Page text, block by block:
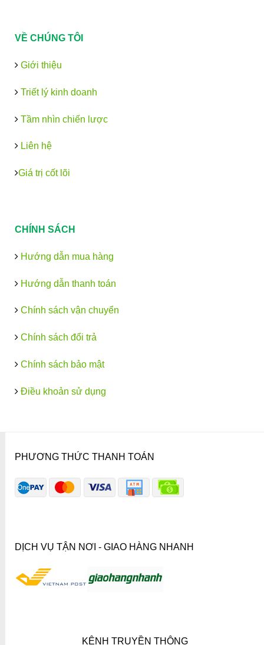
VỀ CHÚNG TÔI
Giới thiệu
Triết lý kinh doanh
Tầm nhìn chiến lược
Liên hệ
Giá trị cốt lõi
CHÍNH SÁCH
Hướng dẫn mua hàng
Hướng dẫn thanh toán
Chính sách vận chuyển
Chính sách đổi trả
Chính sách bảo mật
Điều khoản sử dụng
PHƯƠNG THỨC THANH TOÁN
DỊCH VỤ TẬN NƠI - GIAO HÀNG NHANH
KÊNH TRUYỀN THÔNG